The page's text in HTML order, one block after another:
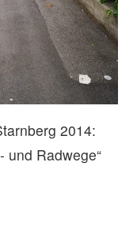
2014:
und Radwege“